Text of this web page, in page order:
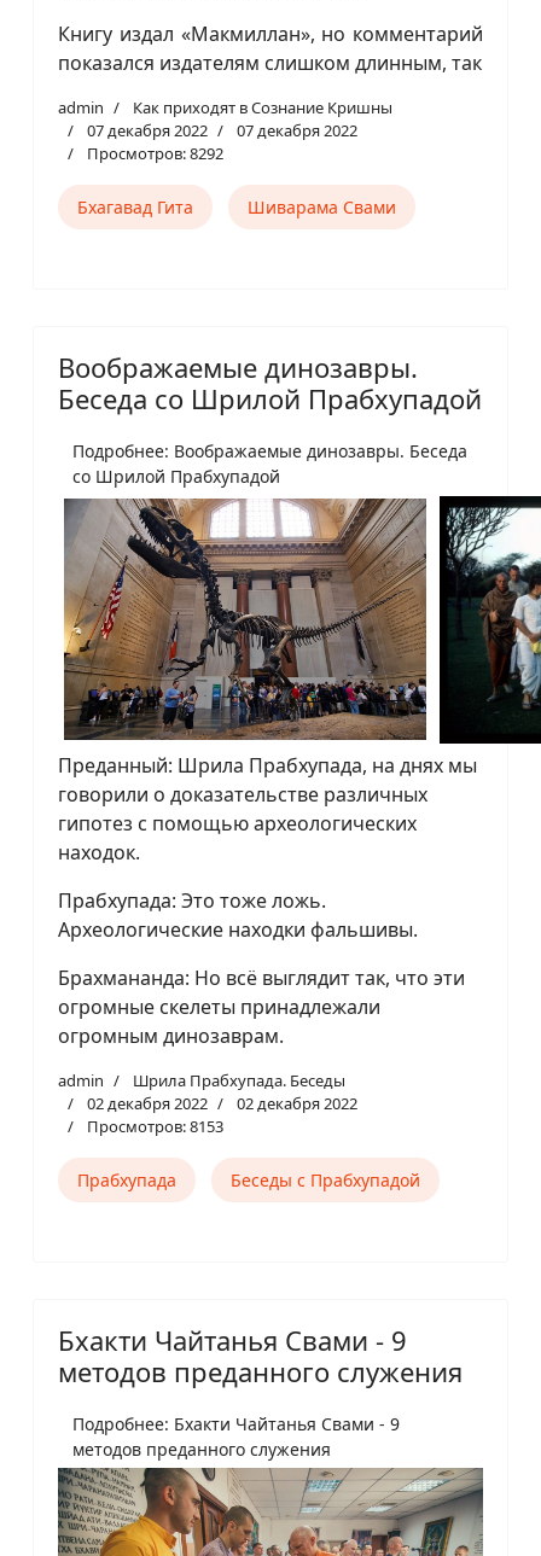
Книгу издал «Макмиллан», но комментарий
показался издателям слишком длинным, так
admin
Как приходят в Сознание Кришны
07 декабря 2022
07 декабря 2022
Просмотров: 8292
Бхагавад Гита Шиварама Свами
Воображаемые динозавры.
Беседа со Шрилой Прабхупадой
Подробнее: Воображаемые динозавры. Беседа
со Шрилой Прабхупадой
Преданный: Шрила Прабхупада, на днях мы
говорили о доказательстве различных
гипотез с помощью археологических
находок.
Прабхупада: Это тоже ложь.
Археологические находки фальшивы.
Брахмананда: Но всё выглядит так, что эти
огромные скелеты принадлежали
огромным динозаврам.
admin
Шрила Прабхупада. Беседы
02 декабря 2022
02 декабря 2022
Просмотров: 8153
Прабхупада Беседы с Прабхупадой
Бхакти Чайтанья Свами - 9
методов преданного служения
Подробнее: Бхакти Чайтанья Свами - 9
методов преданного служения